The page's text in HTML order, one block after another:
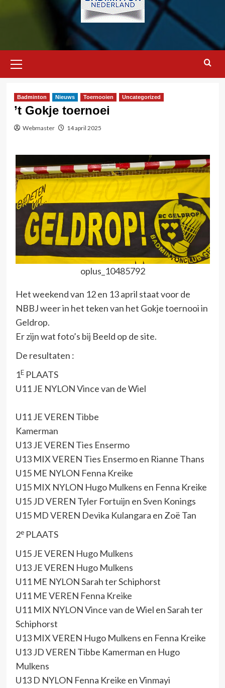
menu
Badminton Nieuws Toernooien Uncategorized
’t Gokje toernoei
Webmaster 14 april 2025
oplus_10485792
Het weekend van 12 en 13 april staat voor de
NBBJ weer in het teken van het Gokje toernooi in
Geldrop.
Er zijn wat foto’s bij Beeld op de site.
De resultaten :
1EPLAATS
U11 JE NYLON Vince van de Wiel
U11 JE VEREN Tibbe
Kamerman
U13 JE VEREN Ties Ensermo
U13 MIX VEREN Ties Ensermo en Rianne Thans
U15 ME NYLON Fenna Kreike
U15 MIX NYLON Hugo Mulkens en Fenna Kreike
U15 JD VEREN Tyler Fortuijn en Sven Konings
U15 MD VEREN Devika Kulangara en Zoë Tan
2ePLAATS
U15 JE VEREN Hugo Mulkens
U13 JE VEREN Hugo Mulkens
U11 ME NYLON Sarah ter Schiphorst
U11 ME VEREN Fenna Kreike
U11 MIX NYLON Vince van de Wiel en Sarah ter
Schiphorst
U13 MIX VEREN Hugo Mulkens en Fenna Kreike
U13 JD VEREN Tibbe Kamerman en Hugo
Mulkens
U13 D NYLON Fenna Kreike en Vinmayi